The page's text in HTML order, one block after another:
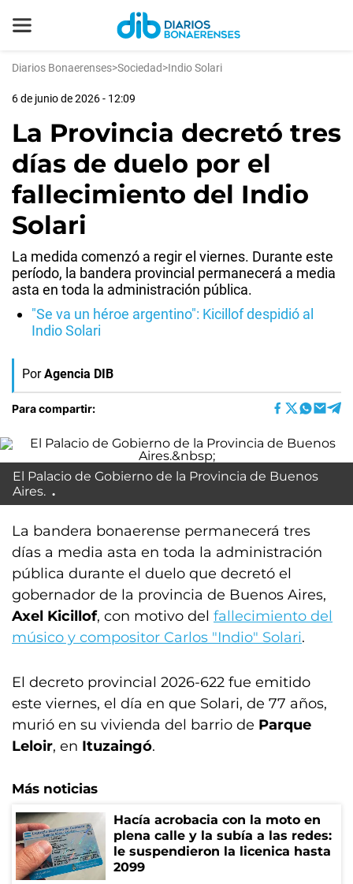
Diarios Bonaerenses>Sociedad>Indio Solari
6 de junio de 2026 - 12:09
La Provincia decretó tres
días de duelo por el
fallecimiento del Indio
Solari
La medida comenzó a regir el viernes. Durante este
período, la bandera provincial permanecerá a media
asta en toda la administración pública.
"Se va un héroe argentino": Kicillof despidió al
Indio Solari
Por Agencia DIB
Para compartir:
El Palacio de Gobierno de la Provincia de Buenos
Aires.
La bandera bonaerense permanecerá tres
días a media asta en toda la administración
pública durante el duelo que decretó el
gobernador de la provincia de Buenos Aires,
Axel Kicillof, con motivo del fallecimiento del
músico y compositor Carlos "Indio" Solari.
El decreto provincial 2026-622 fue emitido
este viernes, el día en que Solari, de 77 años,
murió en su vivienda del barrio de Parque
Leloir, en Ituzaingó.
Más noticias
Hacía acrobacia con la moto en
plena calle y la subía a las redes:
le suspendieron la licenica hasta
2099